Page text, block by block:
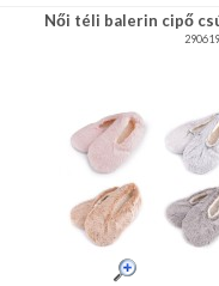
Női téli balerin cipő
290619